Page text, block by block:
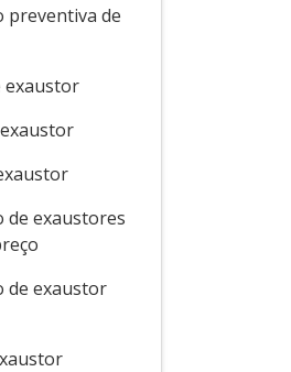
preventiva de
exaustor
de exaustores
de exaustor